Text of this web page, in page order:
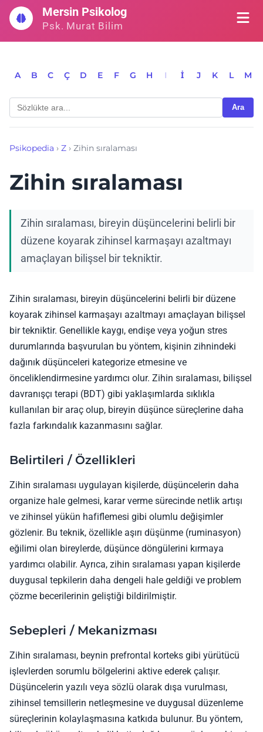
İçeriğe
geç
Mersin Psikolog
Psk. Murat Bilim
A B C Ç D E F G H I İ J K L M
Ara
Psikopedia › Z › Zihin sıralaması
Zihin sıralaması
Zihin sıralaması, bireyin düşüncelerini belirli bir
düzene koyarak zihinsel karmaşayı azaltmayı
amaçlayan bilişsel bir tekniktir.
Zihin sıralaması, bireyin düşüncelerini belirli bir düzene
koyarak zihinsel karmaşayı azaltmayı amaçlayan bilişsel
bir tekniktir. Genellikle kaygı, endişe veya yoğun stres
durumlarında başvurulan bu yöntem, kişinin zihnindeki
dağınık düşünceleri kategorize etmesine ve
önceliklendirmesine yardımcı olur. Zihin sıralaması, bilişsel
davranışçı terapi (BDT) gibi yaklaşımlarda sıklıkla
kullanılan bir araç olup, bireyin düşünce süreçlerine daha
fazla farkındalık kazanmasını sağlar.
Belirtileri / Özellikleri
Zihin sıralaması uygulayan kişilerde, düşüncelerin daha
organize hale gelmesi, karar verme sürecinde netlik artışı
ve zihinsel yükün hafiflemesi gibi olumlu değişimler
gözlenir. Bu teknik, özellikle aşırı düşünme (ruminasyon)
eğilimi olan bireylerde, düşünce döngülerini kırmaya
yardımcı olabilir. Ayrıca, zihin sıralaması yapan kişilerde
duygusal tepkilerin daha dengeli hale geldiği ve problem
çözme becerilerinin geliştiği bildirilmiştir.
Sebepleri / Mekanizması
Zihin sıralaması, beynin prefrontal korteks gibi yürütücü
işlevlerden sorumlu bölgelerini aktive ederek çalışır.
Düşüncelerin yazılı veya sözlü olarak dışa vurulması,
zihinsel temsillerin netleşmesine ve duygusal düzenleme
süreçlerinin kolaylaşmasına katkıda bulunur. Bu yöntem,